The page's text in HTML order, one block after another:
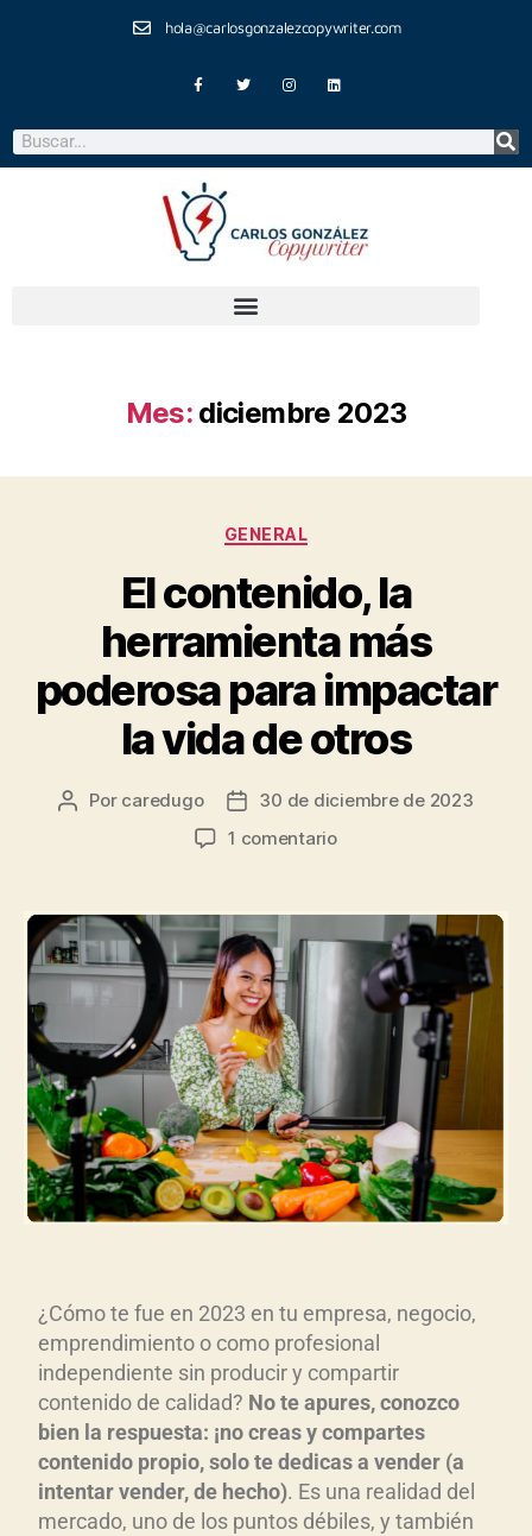
hola@carlosgonzalezcopywriter.com
Mes: diciembre 2023
GENERAL
El contenido, la
herramienta más
poderosa para impactar
la vida de otros
Por caredugo
30 de diciembre de 2023
1 comentario
¿Cómo te fue en 2023 en tu empresa, negocio,
emprendimiento o como profesional
independiente sin producir y compartir
contenido de calidad? No te apures, conozco
bien la respuesta: ¡no creas y compartes
contenido propio, solo te dedicas a vender (a
intentar vender, de hecho). Es una realidad del
mercado, uno de los puntos débiles, y también